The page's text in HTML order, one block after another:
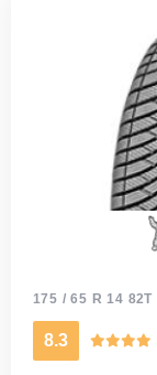
175 / 65 R 14 82T
8.3